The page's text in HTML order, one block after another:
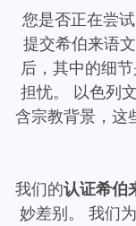
您是否正在尝
提交希伯来语
后，其中的细
担忧。 以色列
含宗教背景，这
我们的认证希伯
妙差别。 我们